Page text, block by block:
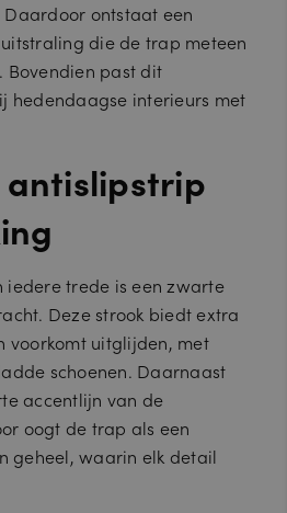
ontstaat een
die de trap meteen
Bovendien past dit
hedendaagse interieurs met
antislipstrip
iedere trede is een zwarte
Deze strook biedt extra
voorkomt uitglijden, met
schoenen. Daarnaast
accentlijn van de
oogt de trap als een
geheel, waarin elk detail